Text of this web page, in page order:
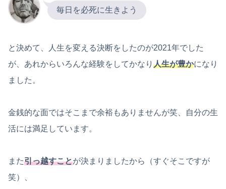
毎日を必死に生きよう
と決めて、人生を変える決断をしたのが2021年でした
が、あれからいろんな経験をしてかなり 人生が豊かになり
ました。
金銭的な面ではそこまで余裕もありませんが笑、自分の生
活には満足しています。
また引っ越すことが決まりましたから（すぐそこですが
笑）、